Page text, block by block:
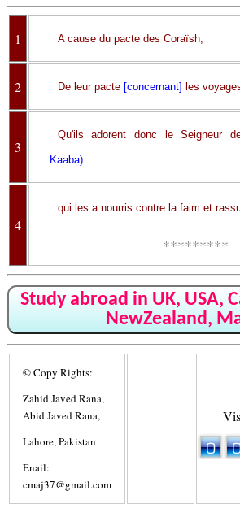
1 A cause du pacte des Coraïsh,
2 De leur pacte [concernant] les
3
Qu'ils adorent donc le Seigneur
Kaaba).
4
qui les a nourris contre la faim et
*********
Study abroad in UK, USA,
NewZealand,
© Copy Rights:
Zahid Javed Rana,
Abid Javed Rana,
Lahore, Pakistan
Enail:
cmaj37@gmail.com